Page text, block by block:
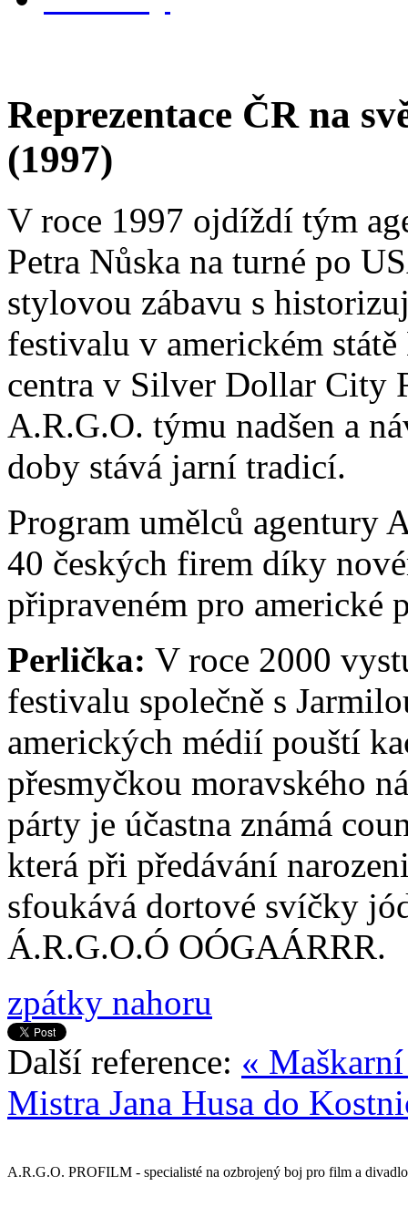
Reprezentace ČR na
(1997)
V roce 1997 ojdíždí tým
Petra Nůska na turné po
stylovou zábavu s
festivalu v americkém
centra v Silver Dollar City
A.R.G.O. týmu nadšen a
doby stává jarní tradicí.
Program umělců agentury
40 českých firem díky
připraveném pro americké
Perlička: V roce 2000
festivalu společně s
amerických médií pouští
přesmyčkou moravského
párty je účastna známá
která při předávání
sfoukává dortové svíčky
Á.R.G.O.Ó OÓGAÁRRR.
zpátky nahoru
Další reference: «
Mistra Jana Husa do
A.R.G.O. PROFILM - specialisté na ozbrojený boj pro film a divadlo